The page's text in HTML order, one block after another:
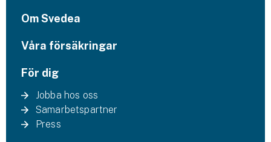
Om Svedea
Våra försäkringar
För dig
Jobba hos oss
Samarbetspartner
Press